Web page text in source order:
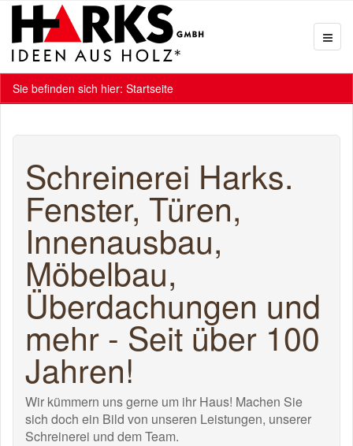
Sie befinden sich hier: Startseite
Schreinerei Harks.
Fenster, Türen,
Innenausbau,
Möbelbau,
Überdachungen und
mehr - Seit über 100
Jahren!
Wir kümmern uns gerne um ihr Haus! Machen Sie
sich doch ein Bild von unseren Leistungen, unserer
Schreinerei und dem Team.